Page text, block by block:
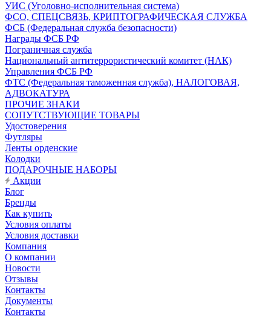
УИС (Уголовно-исполнительная система)
ФСО, СПЕЦСВЯЗЬ, КРИПТОГРАФИЧЕСКАЯ СЛУЖБА
ФСБ (Федеральная служба безопасности)
Награды ФСБ РФ
Пограничная служба
Национальный антитеррористический комитет (НАК)
Управления ФСБ РФ
ФТС (Федеральная таможенная служба), НАЛОГОВАЯ,
АДВОКАТУРА
ПРОЧИЕ ЗНАКИ
СОПУТСТВУЮЩИЕ ТОВАРЫ
Удостоверения
Футляры
Ленты орденские
Колодки
ПОДАРОЧНЫЕ НАБОРЫ
Акции
Блог
Бренды
Как купить
Условия оплаты
Условия доставки
Компания
О компании
Новости
Отзывы
Контакты
Документы
Контакты